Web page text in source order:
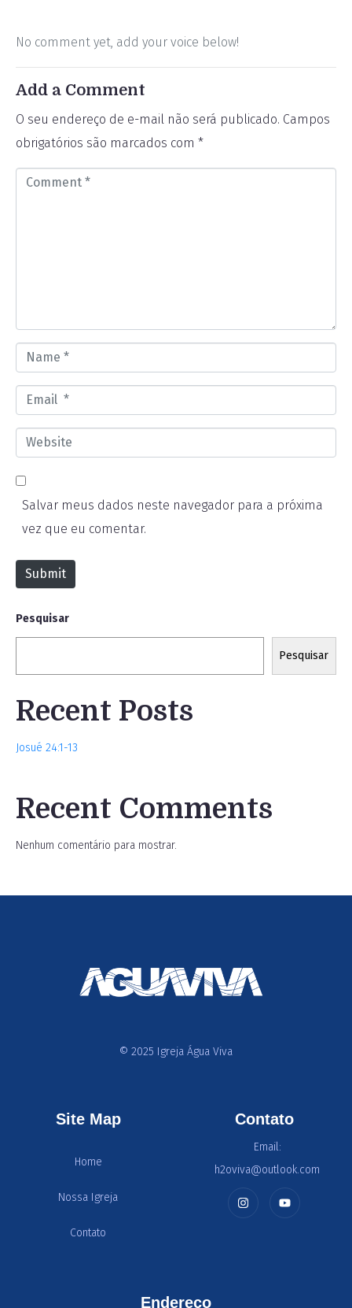
No comment yet, add your voice below!
Add a Comment
O seu endereço de e-mail não será publicado. Campos
obrigatórios são marcados com *
*
a
e
m
l
e
b
t
Salvar meus dados neste navegador para a próxima
vez que eu comentar.
Submit
Pesquisar
Pesquisar
Recent Posts
Josué 24:1-13
Recent Comments
Nenhum comentário para mostrar.
© 2025 Igreja Água Viva
Site Map
Home
Nossa Igreja
Contato
Contato
Email:
h2oviva@outlook.com
Endereço